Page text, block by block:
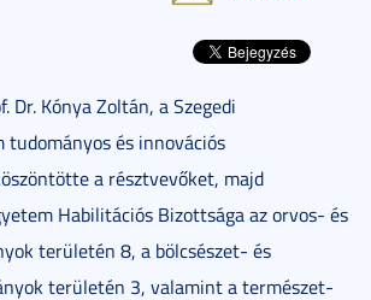
Dr. Kónya Zoltán, a Szegedi
tudományos és innovációs
a résztvevőket, majd
Habilitációs Bizottsága az orvos- és
területén 8, a bölcsészet- és
területén 3, valamint a természet-